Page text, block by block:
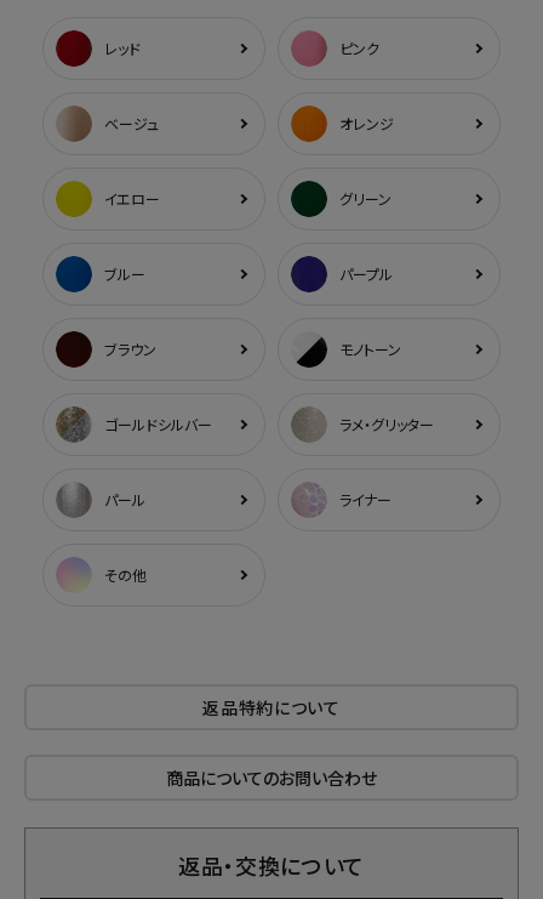
レッド ピンク
ベージュ オレンジ
イエロー グリーン
ブルー パープル
ブラウン モノトーン
ゴールドシルバー ラメ・グリッター
パール ライナー
その他
返品特約について
商品についてのお問い合わせ
返品・交換について